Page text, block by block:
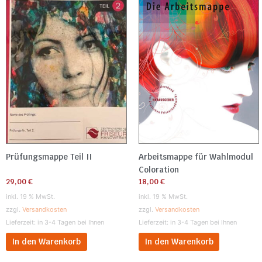
Prüfungsmappe Teil II
29,00€
inkl. 19 % MwSt.
zzgl. Versandkosten
Lieferzeit: in 3-4 Tagen bei Ihnen
In den Warenkorb
Arbeitsmappe für Wahlmodul
Coloration
18,00€
inkl. 19 % MwSt.
zzgl. Versandkosten
Lieferzeit: in 3-4 Tagen bei Ihnen
In den Warenkorb